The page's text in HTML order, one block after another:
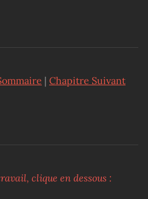
| Chapitre Suivant
clique en dessous :